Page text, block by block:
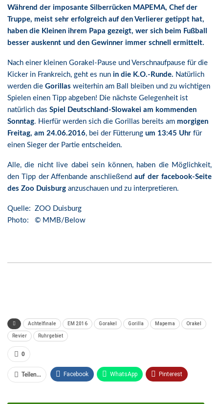
Während der imposante Silberrücken MAPEMA, Chef der
Truppe, meist sehr erfolgreich auf den Verlierer getippt hat,
haben die Kleinen ihrem Papa gezeigt, wer sich beim Fußball
besser auskennt und den Gewinner immer schnell ermittelt.
Nach einer kleinen Gorakel-Pause und Verschnaufpause für die
Kicker in Frankreich, geht es nun in die K.O.-Runde. Natürlich
werden die Gorillas weiterhin am Ball bleiben und zu wichtigen
Spielen einen Tipp abgeben! Die nächste Gelegenheit ist
natürlich das Spiel Deutschland-Slowakei am kommenden
Sonntag. Hierfür werden sich die Gorillas bereits am morgigen
Freitag, am 24.06.2016, bei der Fütterung um 13:45 Uhr für
einen Sieger der Partie entscheiden.
Alle, die nicht live dabei sein können, haben die Möglichkeit,
den Tipp der Affenbande anschließendauf der facebook-Seite
des Zoo Duisburg anzuschauen und zu interpretieren.
Quelle: ZOO Duisburg
Photo: © MMB/Below
Achtelfinale EM 2016 Gorakel Gorilla Mapema Orakel
Revier Ruhrgebiet
0
Teilen... Facebook WhatsApp Pinterest